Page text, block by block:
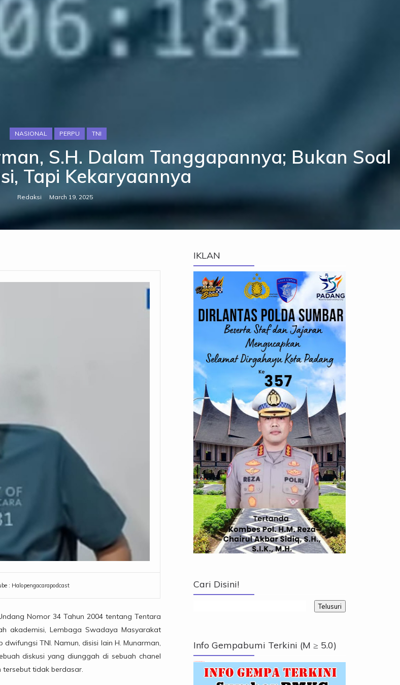
NASIONAL PERPU TNI
S.H. Dalam Tanggapannya; Bukan Soal
Tapi Kekaryaannya
Redaksi March 19, 2025
: Halopengacarapodcast
Nomor 34 Tahun 2004 tentang Tentara
akademisi, Lembaga Swadaya Masyarakat
TNI. Namun, disisi lain H. Munarman,
diskusi yang diunggah di sebuah chanel
tidak berdasar.
IKLAN
Cari Disini!
Info Gempabumi Terkini (M ≥ 5.0)